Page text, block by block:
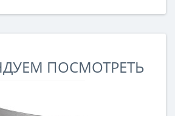
ПОСМОТРЕТЬ